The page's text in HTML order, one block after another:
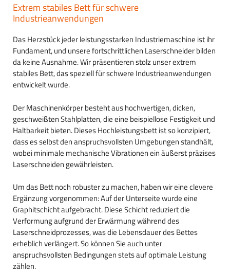
Extrem stabiles Bett für schwere
Industrieanwendungen
Das Herzstück jeder leistungsstarken Industriemaschine ist ihr
Fundament, und unsere fortschrittlichen Laserschneider bilden
da keine Ausnahme. Wir präsentieren stolz unser extrem
stabiles Bett, das speziell für schwere Industrieanwendungen
entwickelt wurde.
Der Maschinenkörper besteht aus hochwertigen, dicken,
geschweißten Stahlplatten, die eine beispiellose Festigkeit und
Haltbarkeit bieten. Dieses Hochleistungsbett ist so konzipiert,
dass es selbst den anspruchsvollsten Umgebungen standhält,
wobei minimale mechanische Vibrationen ein äußerst präzises
Laserschneiden gewährleisten.
Um das Bett noch robuster zu machen, haben wir eine clevere
Ergänzung vorgenommen: Auf der Unterseite wurde eine
Graphitschicht aufgebracht. Diese Schicht reduziert die
Verformung aufgrund der Erwärmung während des
Laserschneidprozesses, was die Lebensdauer des Bettes
erheblich verlängert. So können Sie auch unter
anspruchsvollsten Bedingungen stets auf optimale Leistung
zählen.